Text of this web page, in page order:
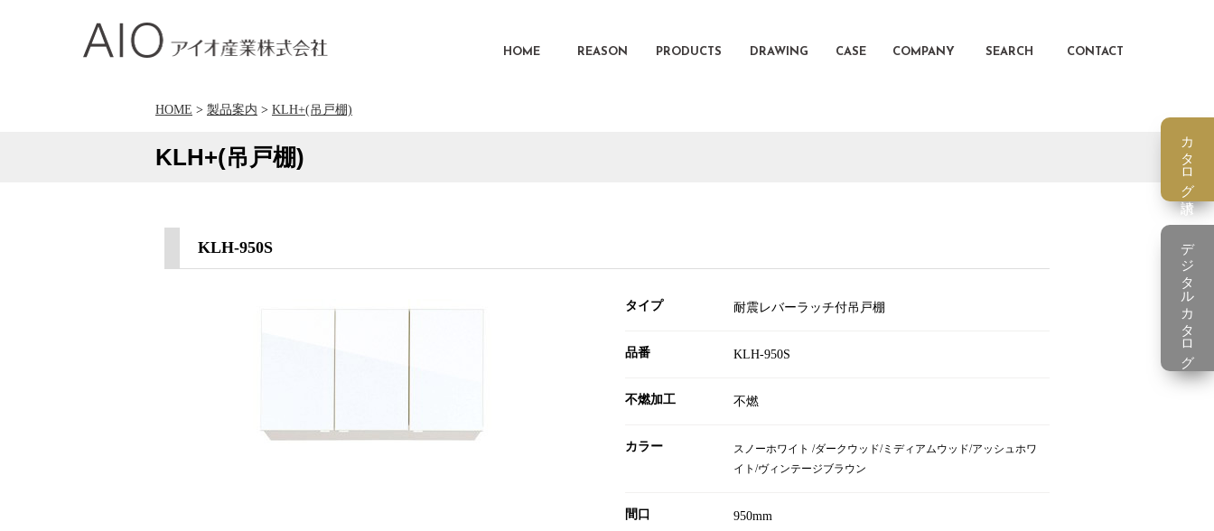
HOME REASON PRODUCTS DRAWING CASE COMPANY SEARCH CONTACT
HOME > 製品案内 > KLH+(吊戸棚)
KLH+(吊戸棚)
KLH-950S
タイプ 耐震レバーラッチ付吊戸棚
品番 KLH-950S
不燃加工 不燃
カラー
スノーホワイト /ダークウッド/ミディアムウッド/アッシュホワ
イト/ヴィンテージブラウン
間口 950mm
カタログ請求
デジタルカタログ